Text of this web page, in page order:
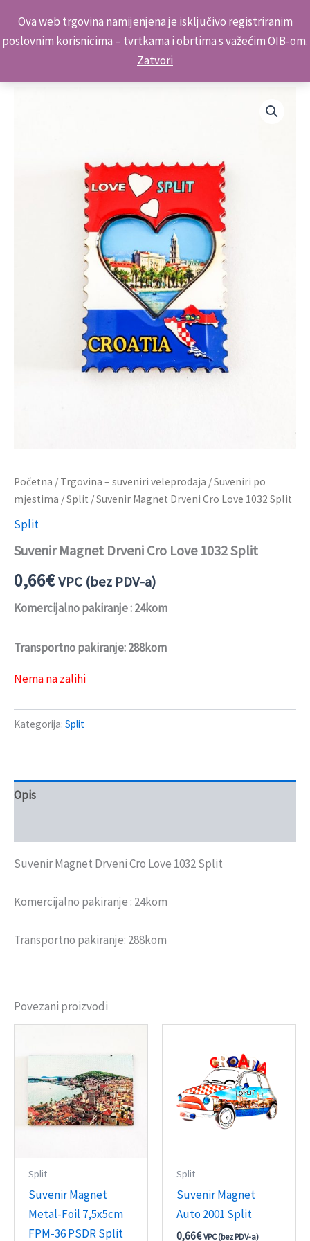
Ova web trgovina namijenjena je isključivo registriranim
poslovnim korisnicima – tvrtkama i obrtima s važećim OIB-om.
Zatvori
content
Kontakt telefon: +385 98 179 3891
Početna / Trgovina – suveniri veleprodaja /Suveniri po
mjestima /Split / Suvenir Magnet Drveni Cro Love 1032 Split
Split
Suvenir Magnet Drveni Cro Love 1032 Split
0,66€VPC (bez PDV-a)
Komercijalno pakiranje : 24kom
Transportno pakiranje: 288kom
Nema na zalihi
Kategorija: Split
Opis
Suvenir Magnet Drveni Cro Love 1032 Split
Komercijalno pakiranje : 24kom
Transportno pakiranje: 288kom
Povezani proizvodi
Split
Suvenir Magnet
Metal-Foil 7,5x5cm
FPM-36 PSDR Split
Split
Suvenir Magnet
Auto 2001 Split
0,66€ VPC (bez PDV-a)